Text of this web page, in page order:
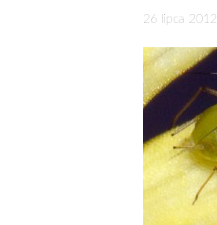
26 lipca 2012